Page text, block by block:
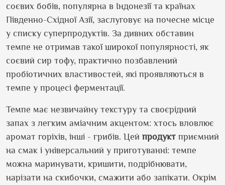
соєвих бобів, популярна в Індонезії та країнах
Південно-Східної Азії, заслуговує на почесне місце
у списку суперпродуктів. За дивних обставин
темпе не отримав такої широкої популярності, як
соєвий сир тофу, практично позбавлений
пробіотичних властивостей, які проявляються в
темпе у процесі ферментації.
Темпе має незвичайну текстуру та своєрідний
запах з легким аміачним акцентом: хтось вловлює
аромат горіхів, інші - грибів. Цей продукт приємний
на смак і універсальний у приготуванні: темпе
можна маринувати, кришити, подрібнювати,
нарізати на скибочки, смажити або запікати. Окрім